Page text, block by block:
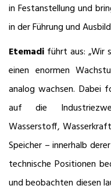
in Festanstellung und
in der Führung und
Etemadi führt aus: „Wir
einen enormen
analog wachsen. Dabei
auf die
Wasserstoff,
Speicher – innerhalb
technische Positionen
und beobachten diesen